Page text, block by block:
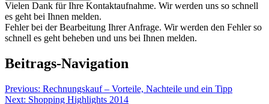
Vielen Dank für Ihre Kontaktaufnahme. Wir werden uns so schnell
es geht bei Ihnen melden.
Fehler bei der Bearbeitung Ihrer Anfrage. Wir werden den Fehler so
schnell es geht beheben und uns bei Ihnen melden.
Beitrags-Navigation
Previous: Rechnungskauf – Vorteile, Nachteile und ein Tipp
Next: Shopping Highlights 2014